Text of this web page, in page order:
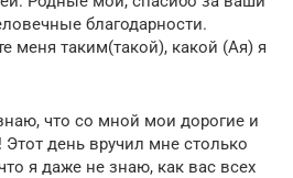
благодарности.
меня таким(такой), какой (Ая) я
что со мной мои дорогие и
день вручил мне столько
я даже не знаю, как вас всех